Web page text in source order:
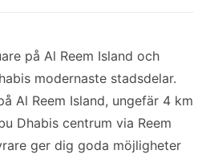
på Al Reem Island och
modernaste stadsdelar.
Al Reem Island, ungefär 4 km
Dhabis centrum via Reem
ger dig goda möjligheter